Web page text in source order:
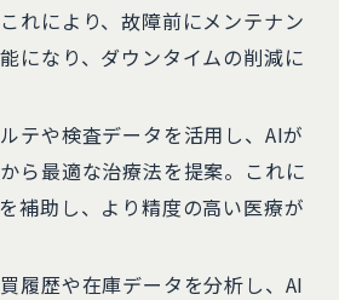
れにより、故障前にメンテナン
になり、ダウンタイムの削減に
テや検査データを活用し、AIが
ら最適な治療法を提案。これに
補助し、より精度の高い医療が
履歴や在庫データを分析し、AI